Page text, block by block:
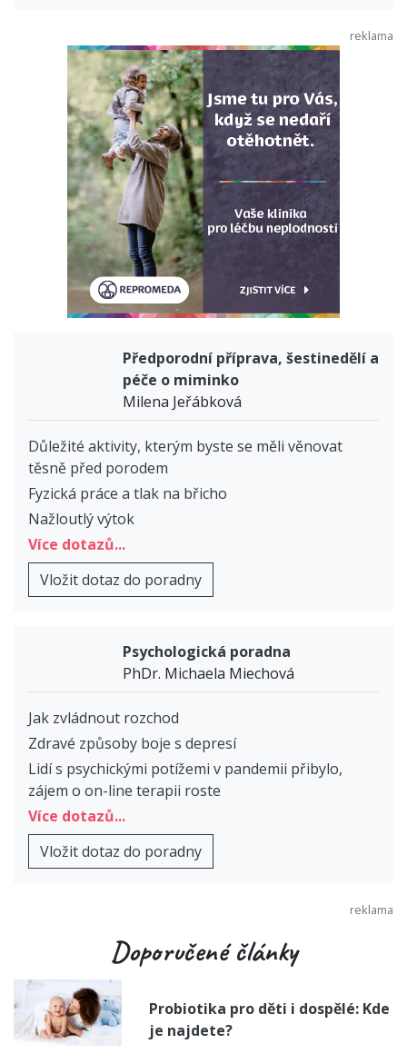
Předporodní příprava, šestinedělí a
péče o miminko
Milena Jeřábková
Důležité aktivity, kterým byste se měli věnovat
těsně před porodem
Fyzická práce a tlak na břicho
Nažloutlý výtok
Více dotazů...
Vložit dotaz do poradny
Psychologická poradna
PhDr. Michaela Miechová
Jak zvládnout rozchod
Zdravé způsoby boje s depresí
Lidí s psychickými potížemi v pandemii přibylo,
zájem o on-line terapii roste
Více dotazů...
Vložit dotaz do poradny
Doporučené články
Probiotika pro děti i dospělé: Kde
je najdete?